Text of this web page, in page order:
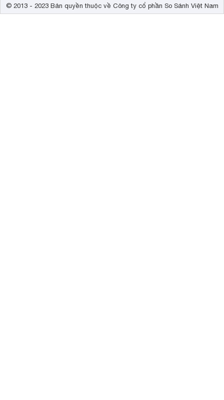
© 2013 - 2023 Bản quyền thuộc về Công ty cổ phần So Sánh Việt Nam